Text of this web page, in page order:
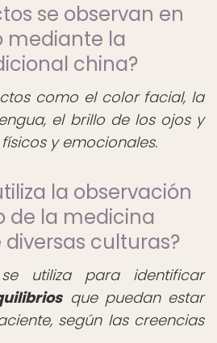
se observan en
mediante la
china?
como el color facial, la
el brillo de los ojos y
y emocionales.
la observación
de la medicina
culturas?
utiliza para identificar
que puedan estar
según las creencias